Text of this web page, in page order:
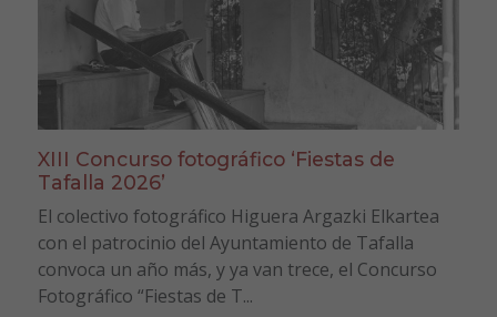
XIII Concurso fotográfico ‘Fiestas de
Tafalla 2026’
El colectivo fotográfico Higuera Argazki Elkartea
con el patrocinio del Ayuntamiento de Tafalla
convoca un año más, y ya van trece, el Concurso
Fotográfico “Fiestas de T...